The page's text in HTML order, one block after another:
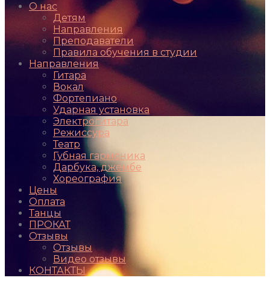
О нас
Детям
Направления
Преподаватели
Правила обучения в студии
Направления
Гитара
Вокал
Фортепиано
Ударная установка
Электрогитара
Режиссура
Театр
Губная гармоника
Дарбука, джембе
Хореография
Цены
Оплата
Танцы
ПРОКАТ
Отзывы
Отзывы
Видео отзывы
КОНТАКТЫ